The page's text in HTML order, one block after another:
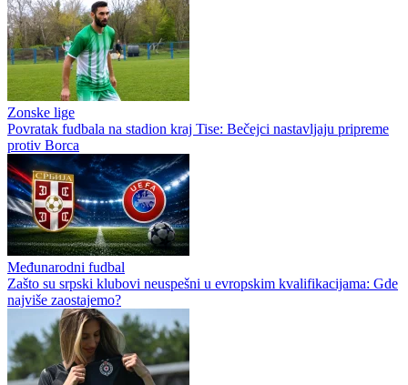
Zonske lige
Povratak fudbala na stadion kraj Tise: Bečejci nastavljaju pripreme
protiv Borca
Međunarodni fudbal
Zašto su srpski klubovi neuspešni u evropskim kvalifikacijama: Gde
najviše zaostajemo?